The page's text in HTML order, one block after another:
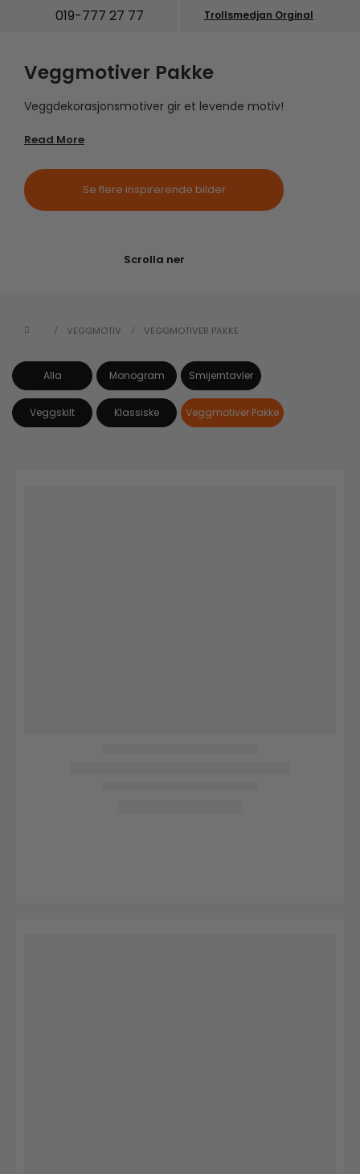
019-777 27 77 Trollsmedjan Orginal
Veggmotiver Pakke
Veggdekorasjonsmotiver gir et levende motiv!
Read More
Se flere inspirerende bilder
Scrolla ner
VEGGMOTIV VEGGMOTIVER PAKKE
Alla Monogram Smijerntavler
Veggskilt Klassiske Veggmotiver Pakke